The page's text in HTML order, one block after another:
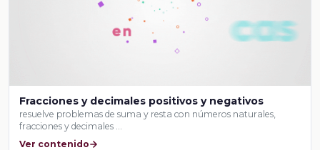
Fracciones y decimales positivos y negativos
resuelve problemas de suma y resta con números naturales,
fracciones y decimales …
Ver contenido